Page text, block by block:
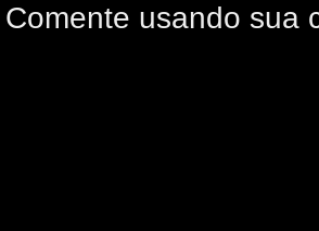
Comente usando sua